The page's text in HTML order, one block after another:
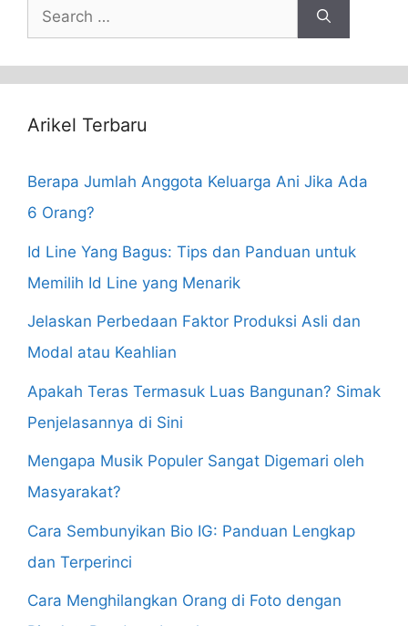
Search
for:
Arikel Terbaru
Berapa Jumlah Anggota Keluarga Ani Jika Ada
6 Orang?
Id Line Yang Bagus: Tips dan Panduan untuk
Memilih Id Line yang Menarik
Jelaskan Perbedaan Faktor Produksi Asli dan
Modal atau Keahlian
Apakah Teras Termasuk Luas Bangunan? Simak
Penjelasannya di Sini
Mengapa Musik Populer Sangat Digemari oleh
Masyarakat?
Cara Sembunyikan Bio IG: Panduan Lengkap
dan Terperinci
Cara Menghilangkan Orang di Foto dengan